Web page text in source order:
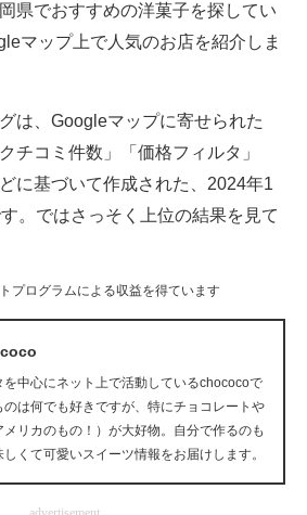
の未来
ント
説
イト
サイト
例
県でおすすめの洋菓子を探してい
マップ上で人気のお店を紹介しま
は、Googleマップに寄せられた
チコミ件数」「価格フィルタ」
に基づいて作成された、2024年1
。ではさっそく上位の結果を見て
プログラムによる収益を得ています
を中心にネット上で活動しているchococoで
は何でも好きですが、特にチョコレートや
メリカのもの！）が大好物。自分で作るのも
くて可愛いスイーツ情報をお届けします。